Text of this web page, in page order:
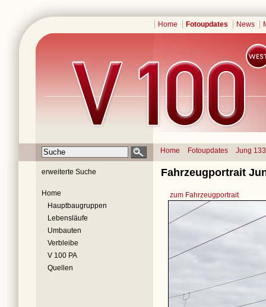
Home Fotoupdates News
Home Fotoupdates Jung
erweiterte Suche
Home
Hauptbaugruppen
Lebensläufe
Umbauten
Verbleibe
V 100 PA
Quellen
Fahrzeugportrait
zum Fahrzeugportrait